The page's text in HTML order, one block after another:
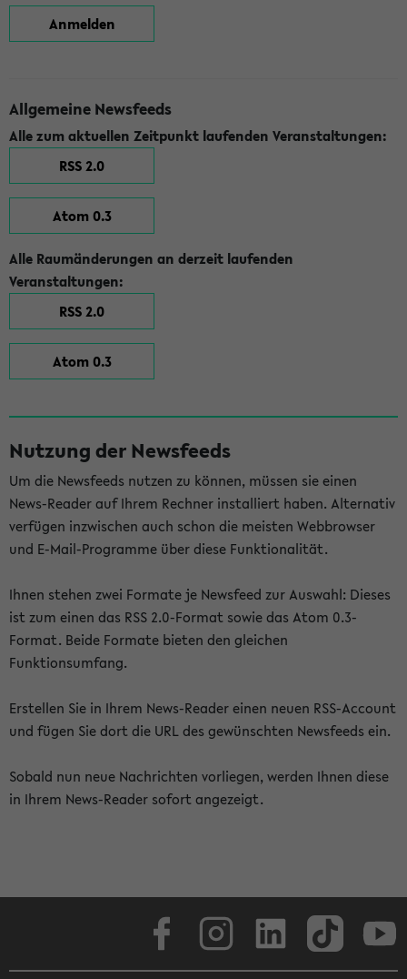
Anmelden
Allgemeine Newsfeeds
Alle zum aktuellen Zeitpunkt laufenden Veranstaltungen:
RSS 2.0
Atom 0.3
Alle Raumänderungen an derzeit laufenden
Veranstaltungen:
RSS 2.0
Atom 0.3
Nutzung der Newsfeeds
Um die Newsfeeds nutzen zu können, müssen sie einen
News-Reader auf Ihrem Rechner installiert haben. Alternativ
verfügen inzwischen auch schon die meisten Webbrowser
und E-Mail-Programme über diese Funktionalität.
Ihnen stehen zwei Formate je Newsfeed zur Auswahl: Dieses
ist zum einen das RSS 2.0-Format sowie das Atom 0.3-
Format. Beide Formate bieten den gleichen
Funktionsumfang.
Erstellen Sie in Ihrem News-Reader einen neuen RSS-Account
und fügen Sie dort die URL des gewünschten Newsfeeds ein.
Sobald nun neue Nachrichten vorliegen, werden Ihnen diese
in Ihrem News-Reader sofort angezeigt.